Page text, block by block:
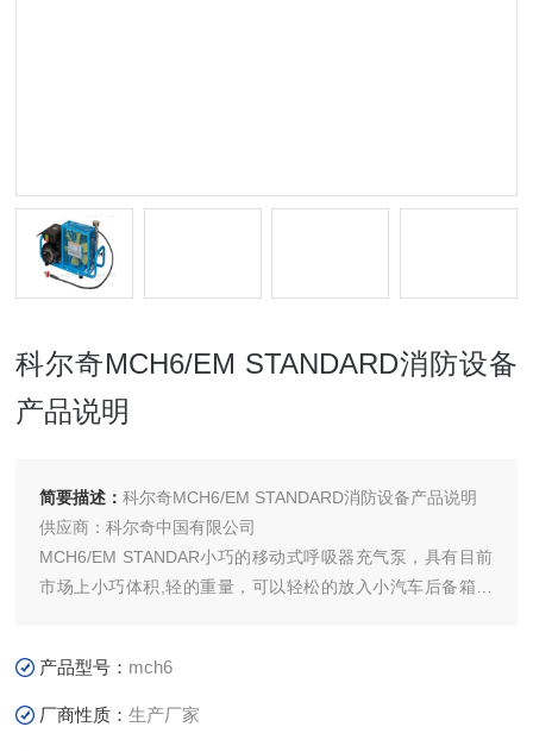
科尔奇MCH6/EM STANDARD消防设备
产品说明
简要描述：科尔奇MCH6/EM STANDARD消防设备产品说明
供应商：科尔奇中国有限公司
MCH6/EM STANDAR小巧的移动式呼吸器充气泵，具有目前
市场上小巧体积,轻的重量，可以轻松的放入小汽车后备箱。
EN12021标准.
产品型号： mch6
厂商性质：生产厂家